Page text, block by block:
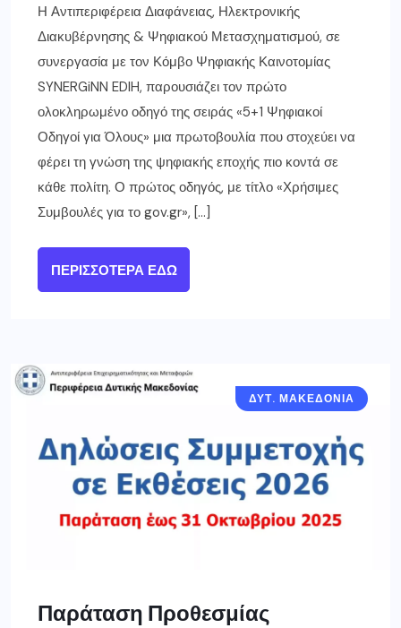
Η Αντιπεριφέρεια Διαφάνειας, Ηλεκτρονικής
Διακυβέρνησης & Ψηφιακού Μετασχηματισμού, σε
συνεργασία με τον Κόμβο Ψηφιακής Καινοτομίας
SYNERGiNN EDIH, παρουσιάζει τον πρώτο
ολοκληρωμένο οδηγό της σειράς «5+1 Ψηφιακοί
Οδηγοί για Όλους» μια πρωτοβουλία που στοχεύει να
φέρει τη γνώση της ψηφιακής εποχής πιο κοντά σε
κάθε πολίτη. Ο πρώτος οδηγός, με τίτλο «Χρήσιμες
Συμβουλές για το gov.gr», […]
ΠΕΡΙΣΣΌΤΕΡΑ ΕΔΏ
ΔΥΤ. ΜΑΚΕΔΟΝΙΑ
Παράταση Προθεσμίας